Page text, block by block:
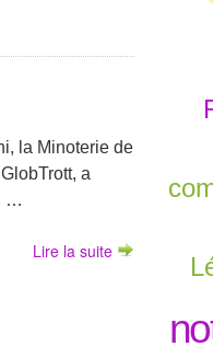
la Minoterie de
a
…
Lire la suite